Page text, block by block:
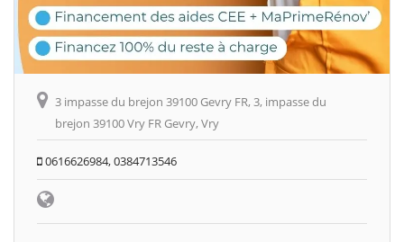
3 impasse du brejon 39100 Gevry FR, 3, impasse du
brejon 39100 Vry FR Gevry, Vry
0616626984, 0384713546